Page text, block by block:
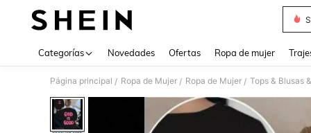
Categorías Novedades Ofertas Ropa de mujer
Página principal / Ropa de Mujer / Ropa de Mujer / Tops & Blusas